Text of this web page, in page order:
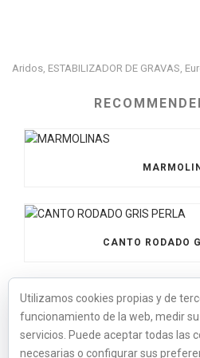
Aridos, ESTABILIZADOR DE GRAVAS,
CANTO RODADO
BOLOS XXL
Utilizamos cookies propias y de
funcionamiento de la web, medir
servicios. Puede aceptar todas las
necesarias o configurar sus